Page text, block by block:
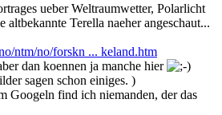
ueber Weltraumwetter, Polarlicht
altbekannte Terella naeher angeschaut...
ntm/no/forskn ... keland.htm
dan koennen ja manche hier
sagen schon einiges. )
Googeln find ich niemanden, der das